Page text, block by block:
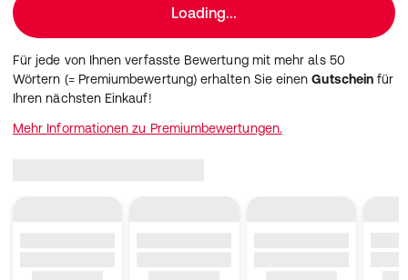
Loading...
Für jede von Ihnen verfasste Bewertung mit mehr als 50
Wörtern (= Premiumbewertung) erhalten Sie einenGutschein für
Ihren nächsten Einkauf!
Mehr Informationen zu Premiumbewertungen.